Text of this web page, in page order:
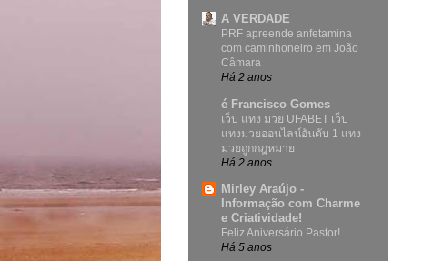
A VERDADE
PRF apreende anfetamina
com caminhoneiro em João
Câmara
Há 2 anos
é Francisco Gomes
เว็บ แทง มวย UFABET เว็บ
แทงมวยออนไลน์อันดับ 1 แทง
มวยถูกกฎหมาย
Há 2 anos
Mirley Araújo -
Informação com Charme
e Criatividade!
Feliz Aniversário Pastor!
Há 5 anos